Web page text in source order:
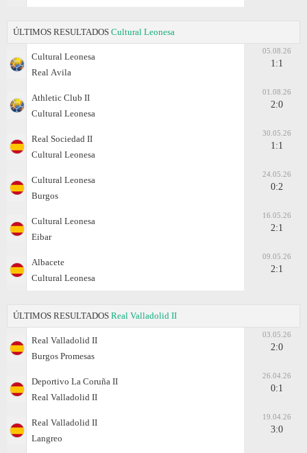
ÚLTIMOS RESULTADOS Cultural Leonesa
Cultural Leonesa
Real Аvila
05.08.26
1:1
Athletic Club II
Cultural Leonesa
01.08.26
2:0
Real Sociedad II
Cultural Leonesa
30.05.26
1:1
Cultural Leonesa
Burgos
24.05.26
0:2
Cultural Leonesa
Eibar
16.05.26
2:1
Albacete
Cultural Leonesa
09.05.26
2:1
ÚLTIMOS RESULTADOS Real Valladolid II
Real Valladolid II
Burgos Promesas
03.05.26
2:0
Deportivo La Coruña II
Real Valladolid II
26.04.26
0:1
Real Valladolid II
Langreo
19.04.26
3:0